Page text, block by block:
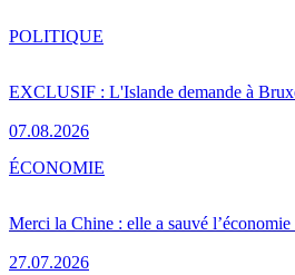
EXCLUSIF : L'Islande demande à
07.08.2026
POLITIQUE
Merci la Chine : elle a sauvé
27.07.2026
ÉCONOMIE